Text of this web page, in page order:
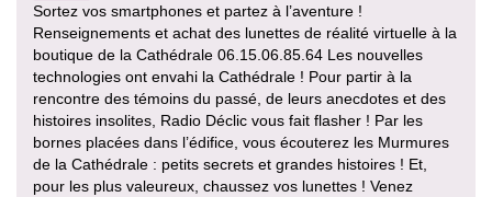
Sortez vos smartphones et partez à l’aventure !
Renseignements et achat des lunettes de réalité virtuelle à la
boutique de la Cathédrale 06.15.06.85.64 Les nouvelles
technologies ont envahi la Cathédrale ! Pour partir à la
rencontre des témoins du passé, de leurs anecdotes et des
histoires insolites, Radio Déclic vous fait flasher ! Par les
bornes placées dans l’édifice, vous écouterez les Murmures
de la Cathédrale : petits secrets et grandes histoires ! Et,
pour les plus valeureux, chaussez vos lunettes ! Venez